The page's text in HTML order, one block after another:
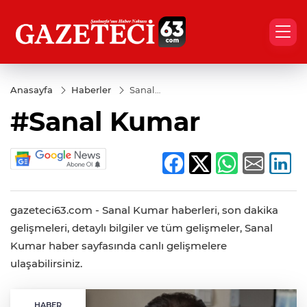
Anasayfa Haberler
Sanal
#Sanal Kumar
gazeteci63.com - Sanal Kumar haberleri, son dakika
gelişmeleri, detaylı bilgiler ve tüm gelişmeler, Sanal
Kumar haber sayfasında canlı gelişmelere
ulaşabilirsiniz.